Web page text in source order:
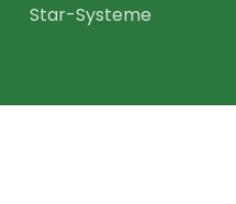
Star-Systeme